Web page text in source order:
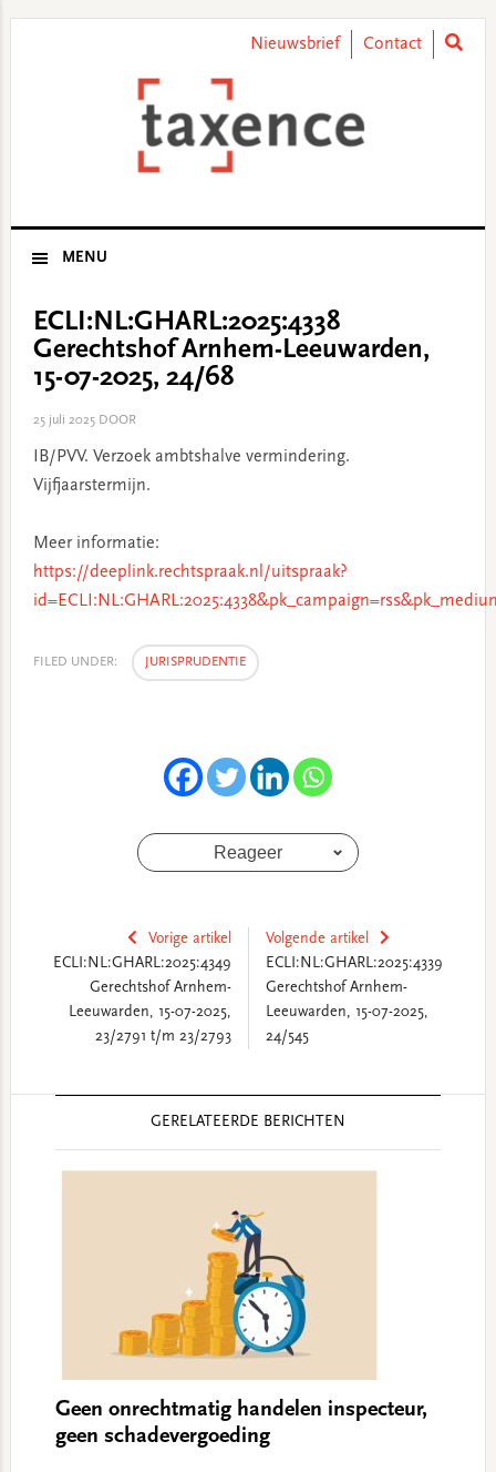
Nieuwsbrief Contact
MENU
ECLI:NL:GHARL:2025:4338
Gerechtshof Arnhem-Leeuwarden,
15-07-2025, 24/68
25 juli 2025DOOR
IB/PVV. Verzoek ambtshalve vermindering.
Vijfjaarstermijn.
Meer informatie:
https://deeplink.rechtspraak.nl/uitspraak?
FILED UNDER: JURISPRUDENTIE
Reageer
Vorige artikel
ECLI:NL:GHARL:2025:4349
Gerechtshof Arnhem-
Leeuwarden, 15-07-2025,
23/2791 t/m 23/2793
Volgende artikel
ECLI:NL:GHARL:2025:4339
Gerechtshof Arnhem-
Leeuwarden, 15-07-2025,
24/545
GERELATEERDE BERICHTEN
Geen onrechtmatig handelen inspecteur,
geen schadevergoeding